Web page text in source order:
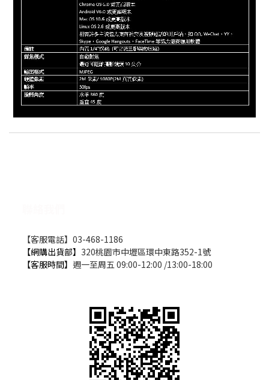
【客服電話】03-468-1186
【網購出貨部】 320桃園市中壢區環中東路352-1號
【客服時間】 週一至周五 09:00-12:00 /13:00-18:00